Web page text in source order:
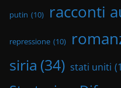
putin (10) racconti
repressione (10)
siria (34) stati uniti